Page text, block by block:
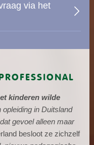
via het
kinderen wilde
opleiding in Duitsland
gevoel alleen maar
besloot ze zichzelf